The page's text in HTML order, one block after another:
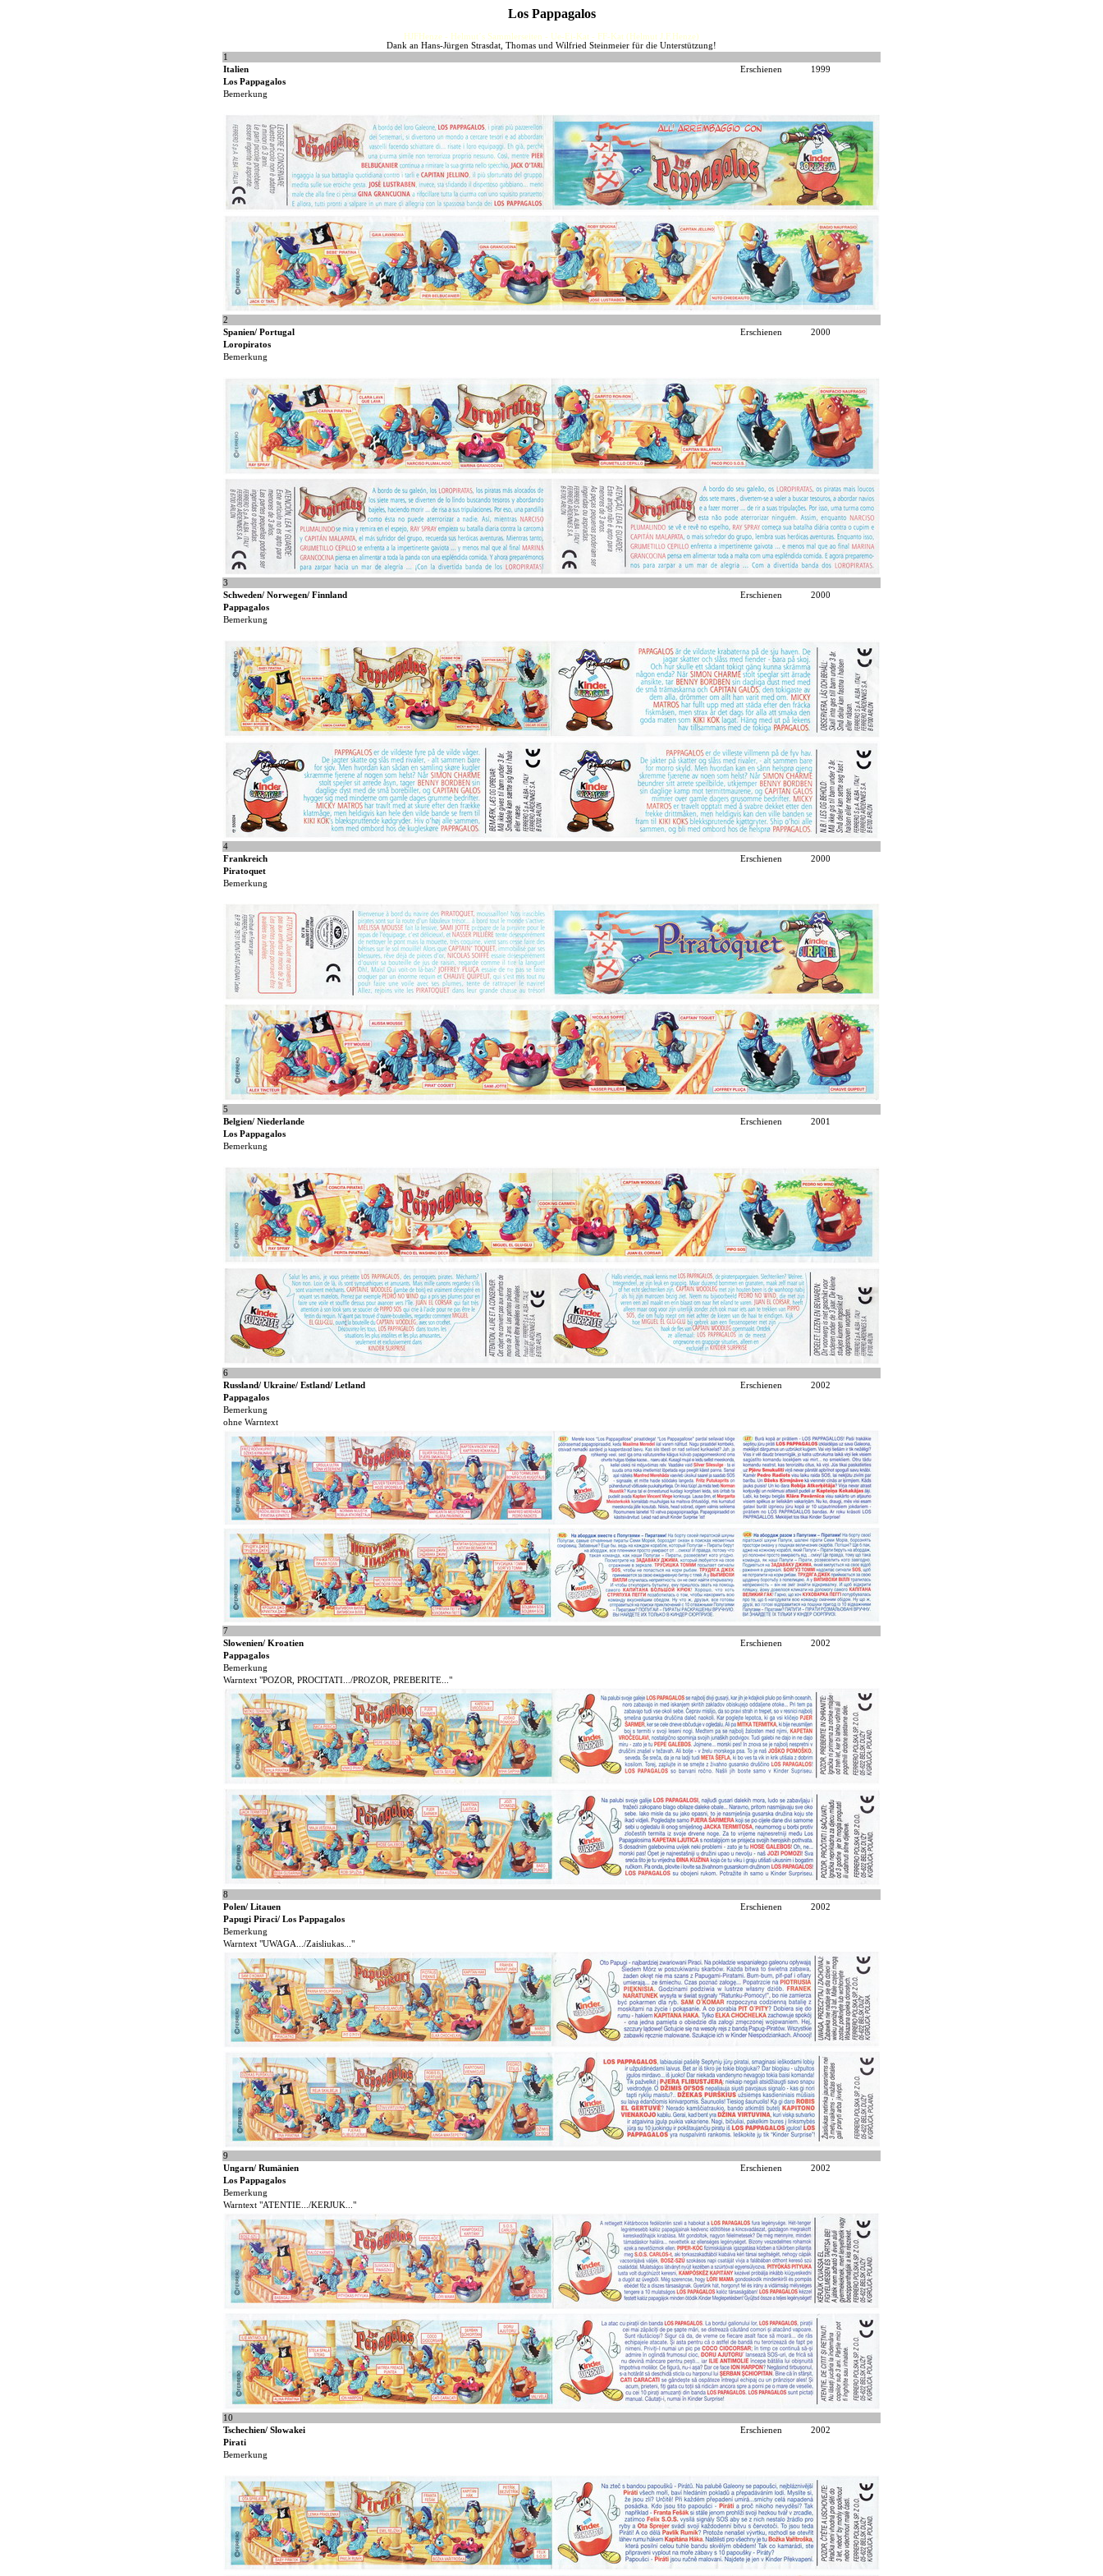
Los Pappagalos
HJFHenze - Helmut´s Sammlerseiten - Ue-Ei-Kat - FF-Kat (Helmut J.F.Henze)
Dank an Hans-Jürgen Strasdat, Thomas und Wilfried Steinmeier für die Unterstützung!
1
Italien
Erschienen
1999
Los Pappagalos
Bemerkung
2
Spanien/ Portugal
Erschienen
2000
Loropiratos
Bemerkung
3
Schweden/ Norwegen/ Finnland
Erschienen
2000
Pappagalos
Bemerkung
4
Frankreich
Erschienen
2000
Piratoquet
Bemerkung
5
Belgien/ Niederlande
Erschienen
2001
Los Pappagalos
Bemerkung
6
Russland/ Ukraine/ Estland/ Letland
Erschienen
2002
Pappagalos
Bemerkung
ohne Warntext
7
Slowenien/ Kroatien
Erschienen
2002
Pappagalos
Bemerkung
Warntext "POZOR, PROCITATI.../PROZOR, PREBERITE..."
8
Polen/ Litauen
Erschienen
2002
Papugi Piraci/ Los Pappagalos
Bemerkung
Warntext "UWAGA.../Zaisliukas..."
9
Ungarn/ Rumänien
Erschienen
2002
Los Pappagalos
Bemerkung
Warntext "ATENTIE.../KERJUK..."
10
Tschechien/ Slowakei
Erschienen
2002
Pirati
Bemerkung